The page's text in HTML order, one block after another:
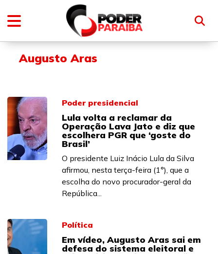
Augusto Aras
Poder presidencial
Lula volta a reclamar da
Operação Lava Jato e diz que
escolhera PGR que ‘goste do
Brasil’
O presidente Luiz Inácio Lula da Silva
afirmou, nesta terça-feira (1°), que a
escolha do novo procurador-geral da
República...
Política
Em vídeo, Augusto Aras sai em
defesa do sistema eleitoral e